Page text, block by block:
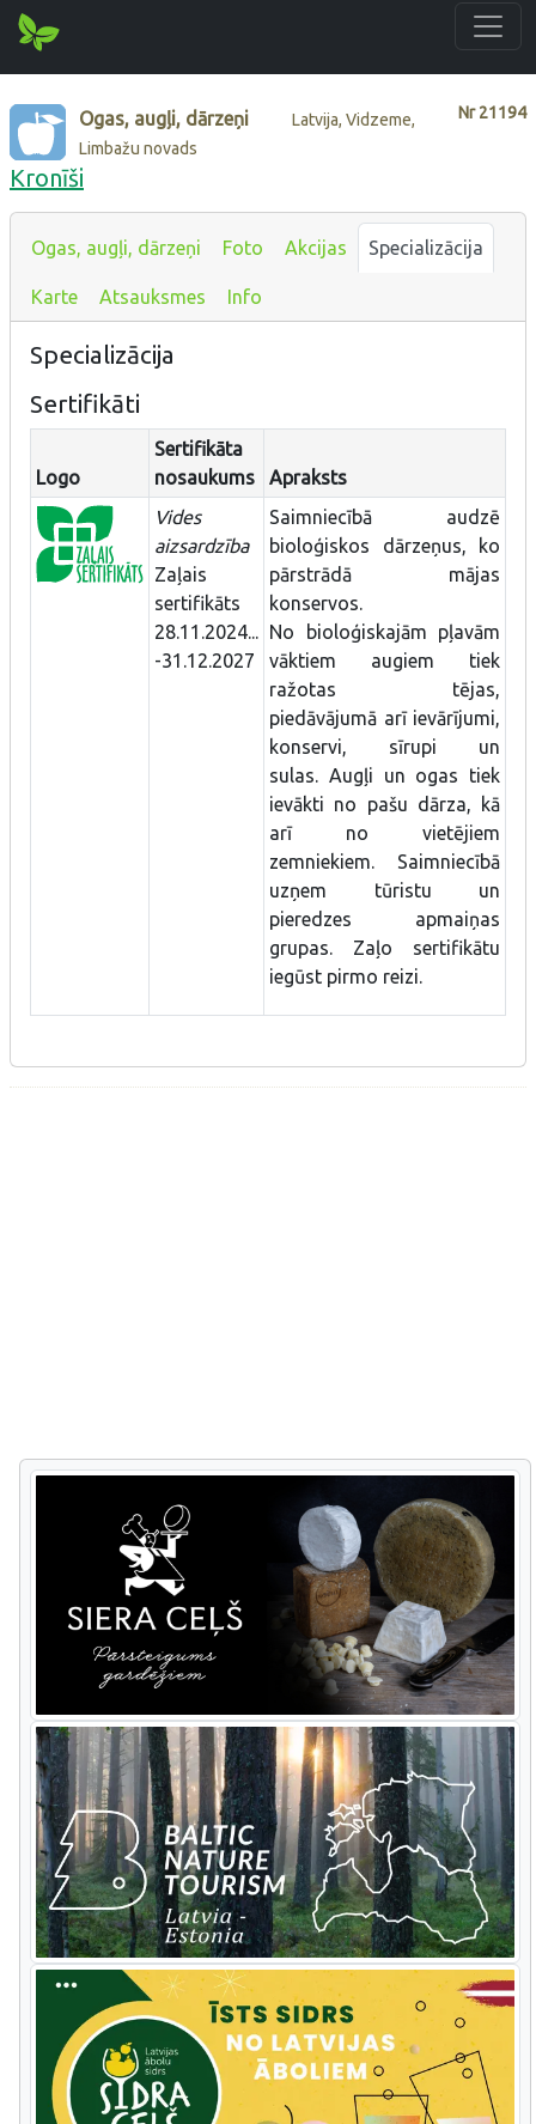
Nr21194
Ogas, augļi, dārzeņi
Latvija, Vidzeme,
Limbažu novads
Kronīši
Ogas, augļi, dārzeņi Foto Akcijas Specializācija
Karte Atsauksmes Info
Specializācija
Sertifikāti
Logo
Sertifikāta
nosaukums
Apraksts
Vides
aizsardzība
Zaļais
sertifikāts
28.11.2024...
-31.12.2027
Saimniecībā audzē
bioloģiskos dārzeņus, ko
pārstrādā mājas
konservos.
No bioloģiskajām pļavām
vāktiem augiem tiek
ražotas tējas,
piedāvājumā arī ievārījumi,
konservi, sīrupi un
sulas. Augļi un ogas tiek
ievākti no pašu dārza, kā
arī no vietējiem
zemniekiem. Saimniecībā
uzņem tūristu un
pieredzes apmaiņas
grupas. Zaļo sertifikātu
iegūst pirmo reizi.